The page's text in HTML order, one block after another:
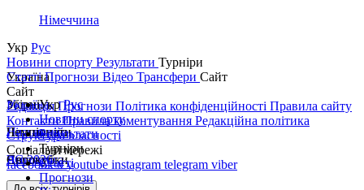
Німеччина
Укр Рус
Новини спорту Результати Турніри
Україна
Україна
Перша ліга
Друга ліга
Кубок України
Збірні
Ліга націй
ЧС 2026
Чемпіонати
Англія
Іспанія
Єврокубки
Ліга чемпіонів
СтаттіПрогнози Відео Трансфери Сайт
Сайт
РедакціяПрогнози Політика конфіденційності Правила сайту
КонтактиПравила коментування Редакційна політика
Структура власності
Соціальні мережі
facebookxyoutube instagram telegram viber
УкрРус
Новини спорту
Результати
Турніри
Статті
Прогнози